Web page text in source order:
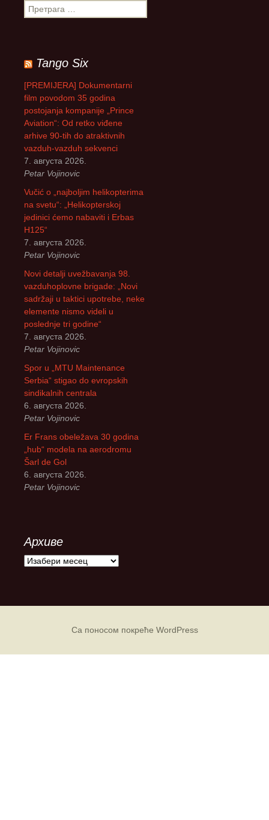
П
р
а
г
а
а
Tango Six
[PREMIJERA] Dokumentarni
film povodom 35 godina
postojanja kompanije „Prince
Aviation“: Od retko viđene
arhive 90-tih do atraktivnih
vazduh-vazduh sekvenci
7. августа 2026.
Petar Vojinovic
Vučić o „najboljim helikopterima
na svetu“: „Helikopterskoj
jedinici ćemo nabaviti i Erbas
H125“
7. августа 2026.
Petar Vojinovic
Novi detalji uvežbavanja 98.
vazduhoplovne brigade: „Novi
sadržaji u taktici upotrebe, neke
elemente nismo videli u
poslednje tri godine“
7. августа 2026.
Petar Vojinovic
Spor u „MTU Maintenance
Serbia“ stigao do evropskih
sindikalnih centrala
6. августа 2026.
Petar Vojinovic
Er Frans obeležava 30 godina
„hub“ modela na aerodromu
Šarl de Gol
6. августа 2026.
Petar Vojinovic
Архиве
А
Са поносом покреће WordPress